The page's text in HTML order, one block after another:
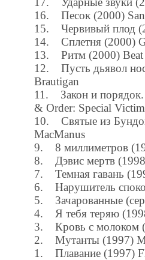
16. Песок (2000)
15. Червивый плод
14. Сплетня (2000)
13. Ритм (2000) Beat
12. Пусть дьявол
Brautigan
11. Закон и порядок.
& Order: Special
10. Святые из
MacManus
9. 8 миллиметров
8. Дэвис мертв
7. Темная гавань
6. Нарушитель
5. Зачарованные
4. Я тебя теряю
3. Кровь с молоком
2. Мутанты (1997)
1. Плавание (1997)